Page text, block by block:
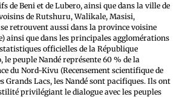
Beni et de Lubero, ainsi que dans la ville de
de Rutshuru, Walikale, Masisi,
retrouvent aussi dans la province voisine
ainsi que dans les principales agglomérations
officielles de la République
le peuple Nandé représente 60 % de la
du Nord-Kivu (Recensement scientifique de
Grands Lacs, les Nandé sont pacifiques. Ils ont
privilégiant le dialogue avec les peuples